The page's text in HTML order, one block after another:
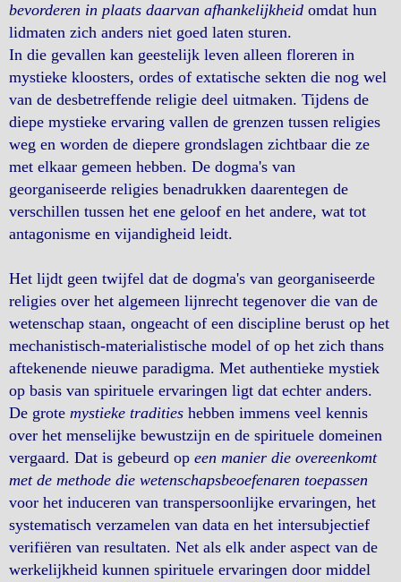
bevorderen in plaats daarvan afhankelijkheid omdat hun
lidmaten zich anders niet goed laten sturen.
In die gevallen kan geestelijk leven alleen floreren in
mystieke kloosters, ordes of extatische sekten die nog wel
van de desbetreffende religie deel uitmaken. Tijdens de
diepe mystieke ervaring vallen de grenzen tussen religies
weg en worden de diepere grondslagen zichtbaar die ze
met elkaar gemeen hebben. De dogma's van
georganiseerde religies benadrukken daarentegen de
verschillen tussen het ene geloof en het andere, wat tot
antagonisme en vijandigheid leidt.
Het lijdt geen twijfel dat de dogma's van georganiseerde
religies over het algemeen lijnrecht tegenover die van de
wetenschap staan, ongeacht of een discipline berust op het
mechanistisch-materialistische model of op het zich thans
aftekenende nieuwe paradigma. Met authentieke mystiek
op basis van spirituele ervaringen ligt dat echter anders.
De grote mystieke tradities hebben immens veel kennis
over het menselijke bewustzijn en de spirituele domeinen
vergaard. Dat is gebeurd op een manier die overeenkomt
met de methode die wetenschapsbeoefenaren toepassen
voor het induceren van transpersoonlijke ervaringen, het
systematisch verzamelen van data en het intersubjectief
verifiëren van resultaten. Net als elk ander aspect van de
werkelijkheid kunnen spirituele ervaringen door middel